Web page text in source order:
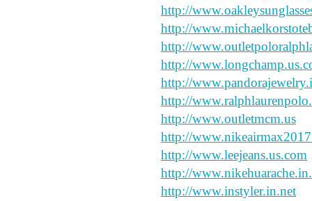
http://
http://
http://
http://
http://
http://
http://www.outletmcm.us
http://
http://www.leejeans.us.com
http://
http://www.instyler.in.net